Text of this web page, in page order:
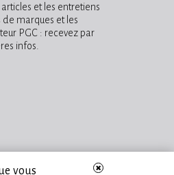
articles et les entretiens
de marques et les
PGC : recevez par
infos.
vous